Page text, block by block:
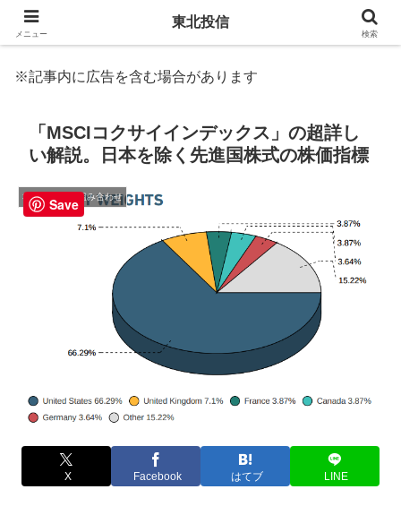
※記事内に広告を含む場合があります
「MSCIコクサイインデックス」の超詳し
い解説。日本を除く先進国株式の株価指標
3. 商品選択と組み合わせ
X Facebook はてブ LINE
メニュー
東北投信
検索
Save